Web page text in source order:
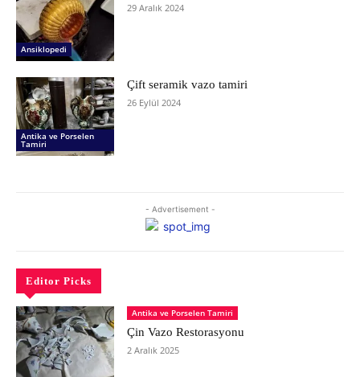
Ansiklopedi
29 Aralık 2024
Antika ve Porselen
Tamiri
Çift seramik vazo tamiri
26 Eylül 2024
- Advertisement -
Editor Picks
Antika ve Porselen Tamiri
Çin Vazo Restorasyonu
2 Aralık 2025